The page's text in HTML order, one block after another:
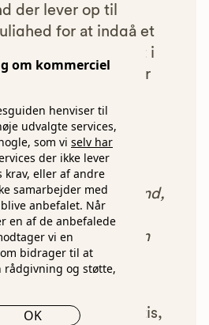
om kommerciel
henviser til
udvalgte services,
som vi selv har
der ikke lever
krav, eller af andre
samarbejder med
anbefalet. Når
en af de anbefalede
vi en
bidrager til at
rådgivning og støtte,
OK
der lever op til
for at indgå et
os om at blive vist i
Bedemænd der
op til vores krav,
årsager ikke har
med os, vil
anbefalinger.
en bedemand,
anbefalet og
bedemanden
henvisning.
henvisninger
rådgivning er gratis,